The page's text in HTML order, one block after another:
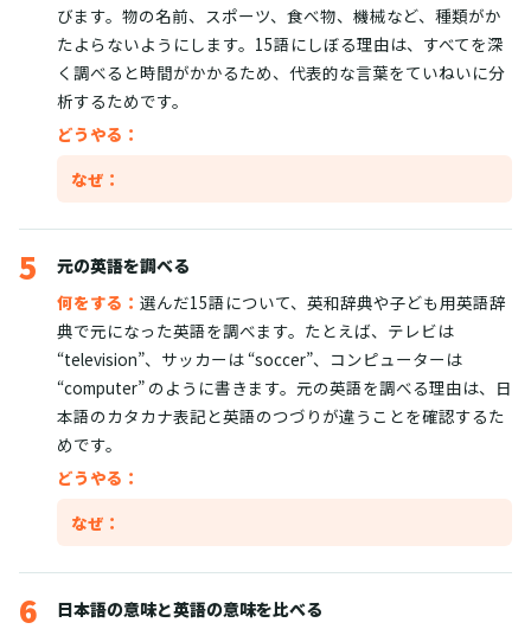
びます。物の名前、スポーツ、食べ物、機械など、種類がか
たよらないようにします。15語にしぼる理由は、すべてを深
く調べると時間がかかるため、代表的な言葉をていねいに分
析するためです。
どうやる：
なぜ：
5
元の英語を調べる
何をする： 選んだ15語について、英和辞典や子ども用英語辞
典で元になった英語を調べます。たとえば、テレビは
“television”、サッカーは “soccer”、コンピューターは
“computer” のように書きます。元の英語を調べる理由は、日
本語のカタカナ表記と英語のつづりが違うことを確認するた
めです。
どうやる：
なぜ：
6 日本語の意味と英語の意味を比べる